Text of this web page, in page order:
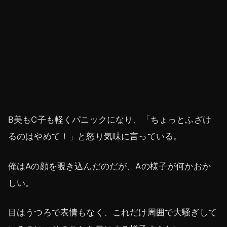
B美もC子も軽くパニックになり、「ちょっとふざけ
るのはやめて！」と怒り気味に言っている。
俺はAの顔を覗き込んだのだが、Aの様子が何かおか
しい。
目はうつろで表情もなく、これだけ周囲で大騒ぎして